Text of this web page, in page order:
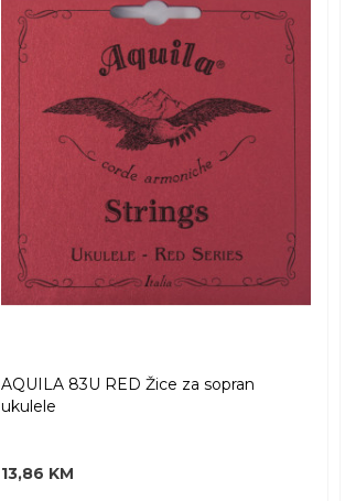
AQUILA 83U RED Žice za sopran
ukulele
13,86 KM